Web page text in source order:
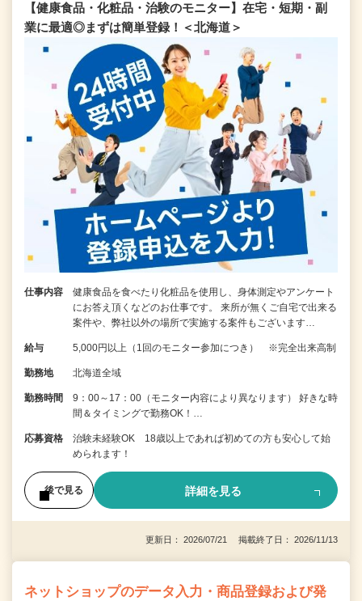
【健康食品・化粧品・治験のモニター】在宅・短期・副
業に最適◎まずは簡単登録！＜北海道＞
仕事内容
健康食品を食べたり化粧品を使用し、身体測定やアンケート
にお答え頂くなどのお仕事です。 来所が無くご自宅で出来る
案件や、弊社以外の場所で実施する案件もございます…
給与 5,000円以上（1回のモニター参加につき） ※完全出来高制
勤務地 北海道全域
勤務時間
9：00～17：00（モニター内容により異なります） 好きな時
間＆タイミングで勤務OK！…
応募資格
治験未経験OK 18歳以上であれば初めての方も安心して始
められます！
後で見る 詳細を見る
更新日： 2026/07/21 掲載終了日： 2026/11/13
ネットショップのデータ入力・商品登録および発